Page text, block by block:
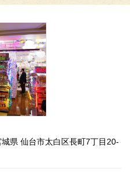
県 仙台市太白区長町7丁目20-